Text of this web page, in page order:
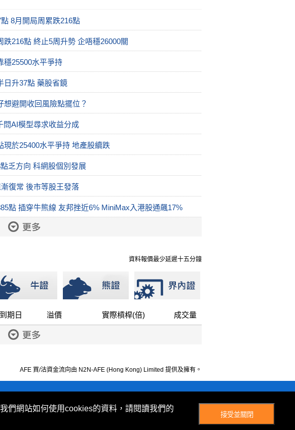
8月開局周累跌216點
跌216點 終止5周升勢 企唔穩26000關
穩25500水平爭持
日升37點 藥股省鏡
想避開收回風險點擺位？
問AI模型尋求收益分成
現於25400水平爭持 地產股續跌
乏方向 科網股個別發展
復常 後市等股王發落
點 插穿牛熊線 友邦挫近6% MiniMax入港股通飆17%
資料報價最少延遲十五分鐘
到期日 溢價 實際槓桿(倍) 成交量
AFE 買/沽資金流向由 N2N-AFE (Hong Kong) Limited 提供及擁有。
們網站如何使用cookies的資料，請閱讀我們的
接受並關閉